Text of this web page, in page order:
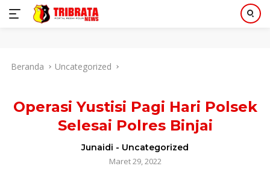
Beranda Uncategorized
Operasi Yustisi Pagi Hari Polsek
Selesai Polres Binjai
Junaidi - Uncategorized
Maret 29, 2022